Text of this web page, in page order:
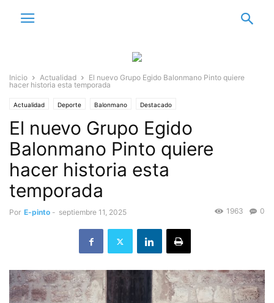
Inicio Actualidad
El nuevo Grupo Egido Balonmano Pinto quiere
hacer historia esta temporada
Actualidad Deporte Balonmano Destacado
El nuevo Grupo Egido
Balonmano Pinto quiere
hacer historia esta
temporada
Por E-pinto - septiembre 11, 2025 0
1963